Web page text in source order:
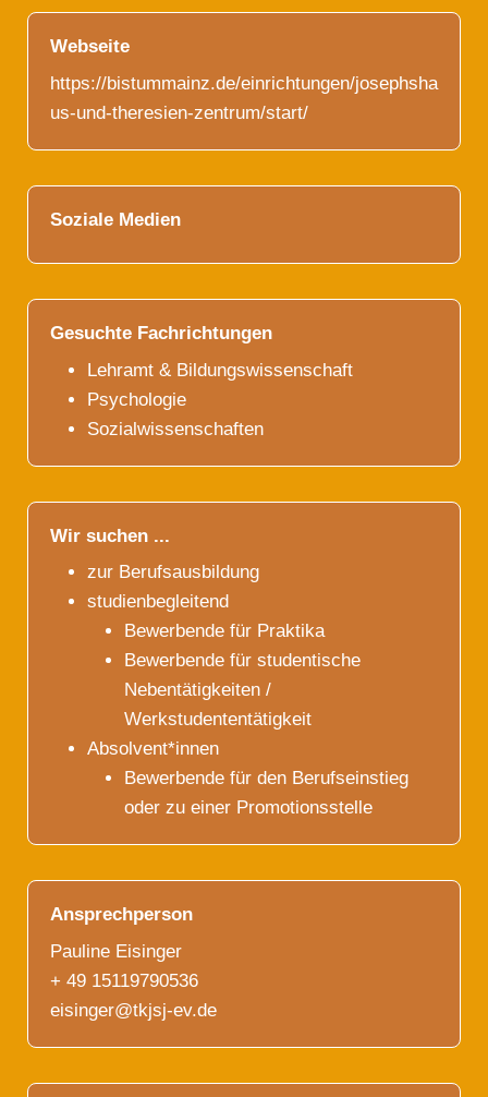
Webseite
https://bistummainz.de/einrichtungen/josephsha
us-und-theresien-zentrum/start/
Soziale Medien
Gesuchte Fachrichtungen
Lehramt & Bildungswissenschaft
Psychologie
Sozialwissenschaften
Wir suchen ...
zur Berufsausbildung
studienbegleitend
Bewerbende für Praktika
Bewerbende für studentische
Nebentätigkeiten /
Werkstudententätigkeit
Absolvent*innen
Bewerbende für den Berufseinstieg
oder zu einer Promotionsstelle
Ansprechperson
Pauline Eisinger
+ 49 15119790536
eisinger@tkjsj-ev.de